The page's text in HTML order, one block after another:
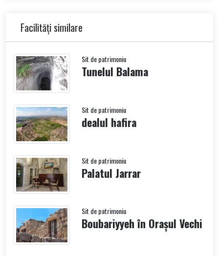
Facilități similare
Sit de patrimoniu
Tunelul Balama
Sit de patrimoniu
dealul hafira
Sit de patrimoniu
Palatul Jarrar
Sit de patrimoniu
Boubariyyeh în Orașul Vechi